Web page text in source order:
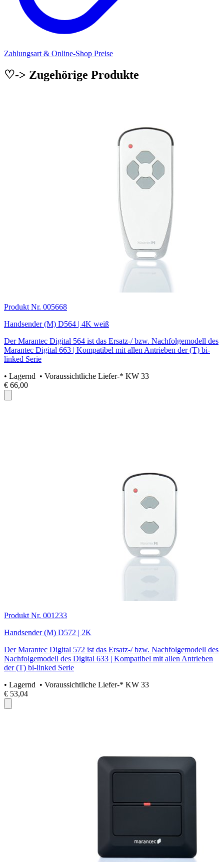
Zahlungsart & Online-Shop Preise
♡-> Zugehörige Produkte
Produkt Nr. 005668
Handsender (M) D564 | 4K weiß
Der Marantec Digital 564 ist das Ersatz-/ bzw. Nachfolgemodell des
Marantec Digital 663 | Kompatibel mit allen Antrieben der (T) bi-
linked Serie
• Lagernd • Voraussichtliche Liefer-* KW 33
€ 66,00
Produkt Nr. 001233
Handsender (M) D572 | 2K
Der Marantec Digital 572 ist das Ersatz-/ bzw. Nachfolgemodell des
Nachfolgemodell des Digital 633 | Kompatibel mit allen Antrieben
der (T) bi-linked Serie
• Lagernd • Voraussichtliche Liefer-* KW 33
€ 53,04